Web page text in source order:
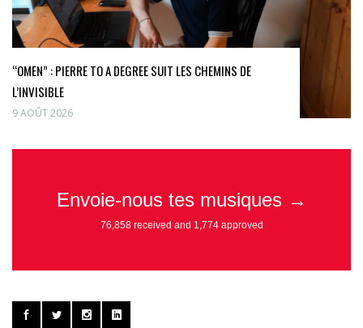
“OMEN” : PIERRE TO A DEGREE SUIT LES CHEMINS DE
L’INVISIBLE
9 AOÛT 2026